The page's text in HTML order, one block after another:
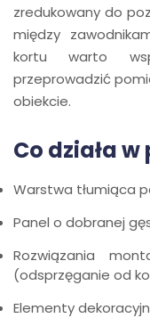
zredukowany do
między
kortu warto
przeprowadzić
obiekcie.
Co działa
Warstwa tłumiąca
Panel o dobranej
Rozwiązania
(odsprzęganie od
Elementy